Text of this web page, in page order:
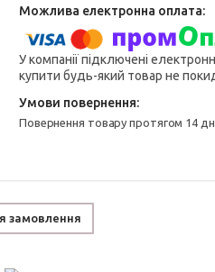
У компанії підключені
купити будь-який товар не
повернення товару протягом 14
замовлення